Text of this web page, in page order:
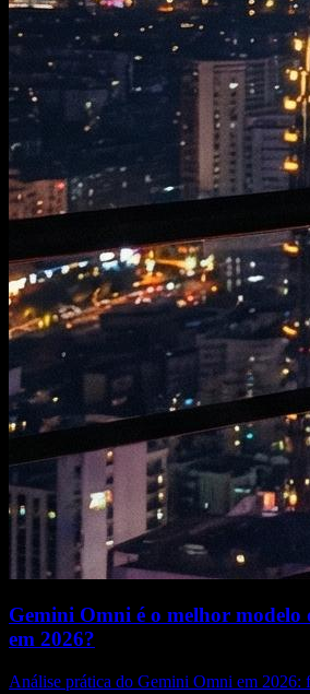
Gemini Omni é o melhor modelo
em 2026?
Análise prática do Gemini Omni em 2026: